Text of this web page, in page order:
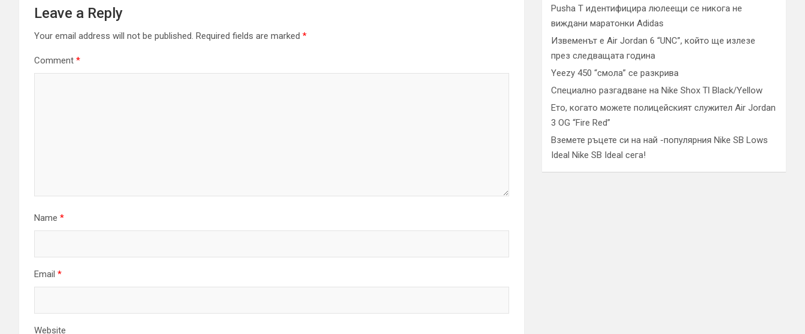
Leave a Reply
Your email address will not be published. Required fields are marked *
Comment *
Name *
Email *
Website
Pusha T идентифицира люлеещи се никога не
виждани маратонки Adidas
Извеменът е Air Jordan 6 “UNC”, който ще излезе
през следващата година
Yeezy 450 “смола” се разкрива
Специално разгадване на Nike Shox Tl Black/Yellow
Ето, когато можете полицейският служител Air Jordan
3 OG “Fire Red”
Вземете ръцете си на най -популярния Nike SB Lows
Ideal Nike SB Ideal сега!